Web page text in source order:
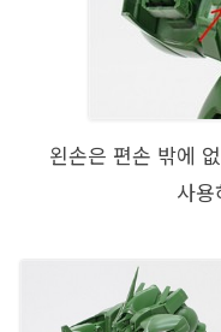
왼손은 편손 밖에
사